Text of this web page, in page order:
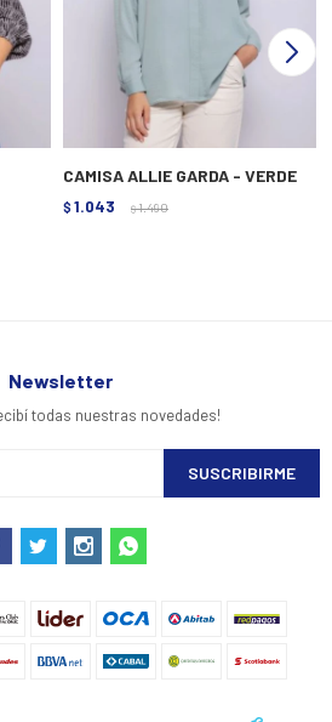
CAMISA ALLIE GARDA - VERDE
$ 1.043 $ 1.490
Newsletter
todas nuestras novedades!
SUSCRIBIRME
  